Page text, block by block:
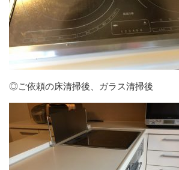
◎ご依頼の床清掃後、ガラス清掃後